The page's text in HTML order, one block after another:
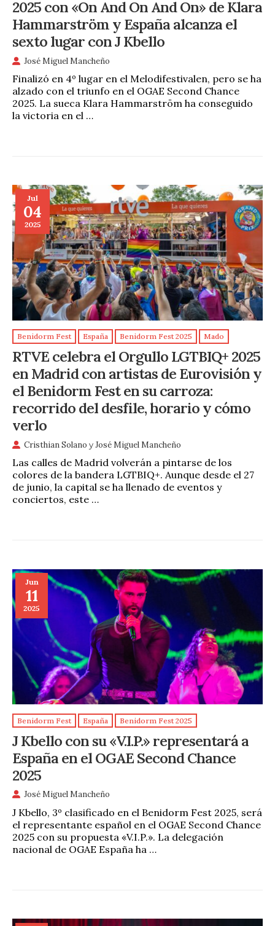
2025 con «On And On And On» de Klara
Hammarström y España alcanza el
sexto lugar con J Kbello
José Miguel Mancheño
Finalizó en 4º lugar en el Melodifestivalen, pero se ha
alzado con el triunfo en el OGAE Second Chance
2025. La sueca Klara Hammarström ha conseguido
la victoria en el …
Jul
04
2025
Benidorm Fest España Benidorm Fest 2025 Mado
RTVE celebra el Orgullo LGTBIQ+ 2025
en Madrid con artistas de Eurovisión y
el Benidorm Fest en su carroza:
recorrido del desfile, horario y cómo
verlo
Cristhian Solano yJosé Miguel Mancheño
Las calles de Madrid volverán a pintarse de los
colores de la bandera LGTBIQ+. Aunque desde el 27
de junio, la capital se ha llenado de eventos y
conciertos, este …
Jun
11
2025
Benidorm Fest España Benidorm Fest 2025
J Kbello con su «V.I.P.» representará a
España en el OGAE Second Chance
2025
José Miguel Mancheño
J Kbello, 3º clasificado en el Benidorm Fest 2025, será
el representante español en el OGAE Second Chance
2025 con su propuesta «V.I.P.». La delegación
nacional de OGAE España ha …